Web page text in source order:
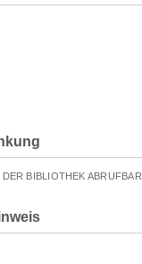
BIBLIOTHEK ABRUFBAR